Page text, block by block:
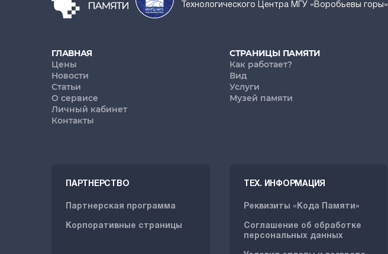
Технологического Центра МГУ «Воробьевы горы»
ГЛАВНАЯ
Цены
Новости
Статьи
О сервисе
Личный кабинет
Контакты
СТРАНИЦЫ ПАМЯТИ
Как работает?
Вид
Услуги
Музей памяти
ПАРТНЕРСТВО
Партнерская программа
Корпоративные страницы
ТЕХ. ИНФОРМАЦИЯ
Реквизиты «Кода Памяти»
Соглашение об обработке
персональных данных